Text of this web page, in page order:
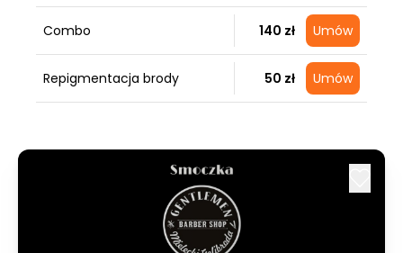
Combo 140 zł Umów
Repigmentacja brody 50 zł Umów